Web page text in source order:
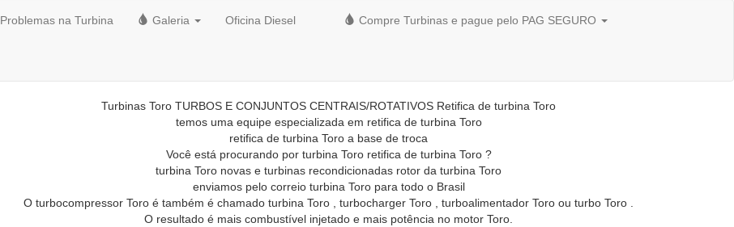
Problemas na Turbina Galeria Oficina Diesel Compre Turbinas e pague pelo PAG SEGURO
Turbinas Toro TURBOS E CONJUNTOS CENTRAIS/ROTATIVOS Retifica de turbina Toro
temos uma equipe especializada em retifica de turbina Toro
retifica de turbina Toro a base de troca
Você está procurando por turbina Toro retifica de turbina Toro ?
turbina Toro novas e turbinas recondicionadas rotor da turbina Toro
enviamos pelo correio turbina Toro para todo o Brasil
O turbocompressor Toro é também é chamado turbina Toro , turbocharger Toro , turboalimentador Toro ou turbo Toro .
O resultado é mais combustível injetado e mais potência no motor Toro.